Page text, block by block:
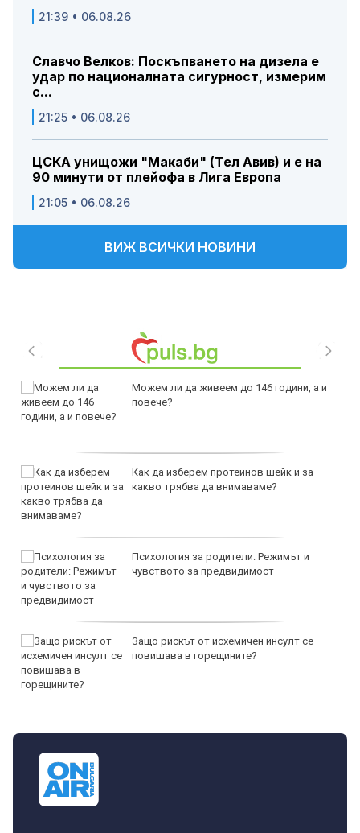
21:39 • 06.08.26
Славчо Велков: Поскъпването на дизела е
удар по националната сигурност, измерим
с...
21:25 • 06.08.26
ЦСКА унищожи "Макаби" (Тел Авив) и е на
90 минути от плейофа в Лига Европа
21:05 • 06.08.26
ВИЖ ВСИЧКИ НОВИНИ
Можем ли да живеем до 146 години, а и
повече?
Как да изберем протеинов шейк и за
какво трябва да внимаваме?
Психология за родители: Режимът и
чувството за предвидимост
Защо рискът от исхемичен инсулт се
повишава в горещините?